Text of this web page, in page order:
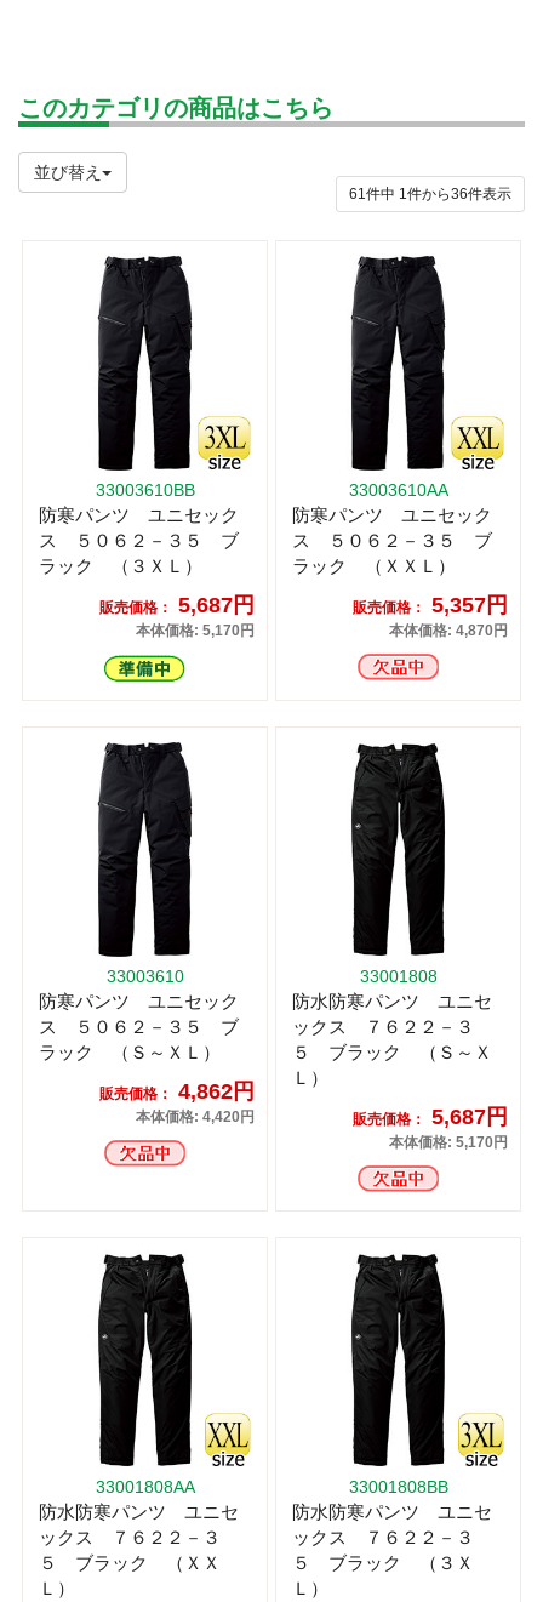
このカテゴリの商品はこちら
並び替え
61件中 1 件から36件表示
33003610BB
防寒パンツ ユニセック
ス ５０６２－３５ ブ
ラック （３ＸＬ）
販売価格： 5,687円
本体価格: 5,170円
33003610AA
防寒パンツ ユニセック
ス ５０６２－３５ ブ
ラック （ＸＸＬ）
販売価格： 5,357円
本体価格: 4,870円
33003610
防寒パンツ ユニセック
ス ５０６２－３５ ブ
ラック （Ｓ～ＸＬ）
販売価格： 4,862円
本体価格: 4,420円
33001808
防水防寒パンツ ユニセ
ックス ７６２２－３
５ ブラック （Ｓ～Ｘ
Ｌ）
販売価格： 5,687円
本体価格: 5,170円
33001808AA
防水防寒パンツ ユニセ
ックス ７６２２－３
５ ブラック （ＸＸ
Ｌ）
33001808BB
防水防寒パンツ ユニセ
ックス ７６２２－３
５ ブラック （３Ｘ
Ｌ）